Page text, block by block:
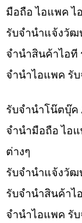
มือถือ ไอแพค ไ
รับจํานําแจ้งวัฒ
จำนำสินค้าไอที
จำนำไอแพค รั
รับจำนำโน๊ตบุ๊ค
จำนำมือถือ ไอ
ต่างๆ
รับจํานําแจ้งวัฒ
รับจำนำสินค้าไ
จำนำไอแพค รั